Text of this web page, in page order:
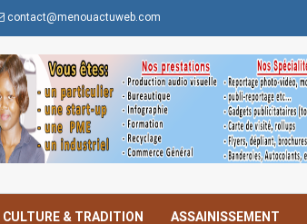
contact@menouactuweb.com
& TRADITION ASSAINISSEMENT